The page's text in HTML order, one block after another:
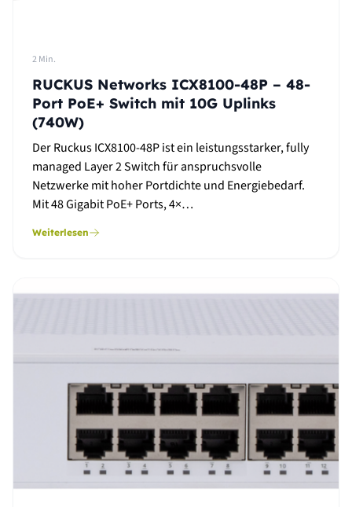
2 Min.
RUCKUS Networks ICX8100-48P – 48-
Port PoE+ Switch mit 10G Uplinks
(740W)
Der Ruckus ICX8100-48P ist ein leistungsstarker, fully
managed Layer 2 Switch für anspruchsvolle
Netzwerke mit hoher Portdichte und Energiebedarf.
Mit 48 Gigabit PoE+ Ports, 4×…
Weiterlesen